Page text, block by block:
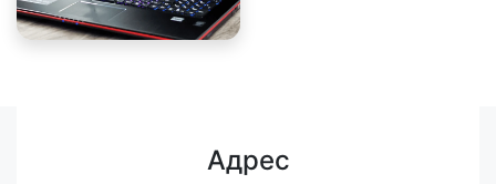
Адрес